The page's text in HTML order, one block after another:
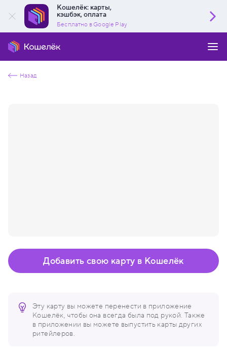
Кошелёк: карты,
кэшбэк, оплата
Бесплатно в Google Play
Назад
Эту карту вы можете перенести в приложение
Кошелёк, чтобы она всегда была под рукой. Также
в приложении вы можете выпустить карты других
ритейлеров.
Добавить свою карту в Кошелёк